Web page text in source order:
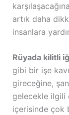
artık daha
insanlara
Rüyada kilitli
gibi bir işe
gireceğine,
gelecekle ilgili
içerisinde çok